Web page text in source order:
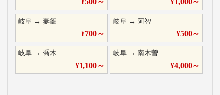
¥500～ ¥1,000～
岐阜 → 妻籠
¥700～
岐阜 → 阿智
¥500～
岐阜 → 喬木
¥1,100～
岐阜 →南木曽
¥4,000～